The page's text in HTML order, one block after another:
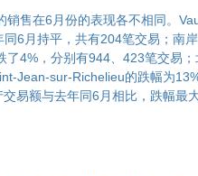
销售在6月份的表现各不相同。
6月持平，共有204笔交易；南
了4%，分别有944、423笔交易
Jean-sur-Richelieu的跌幅为
易额与去年同6月相比，跌幅最